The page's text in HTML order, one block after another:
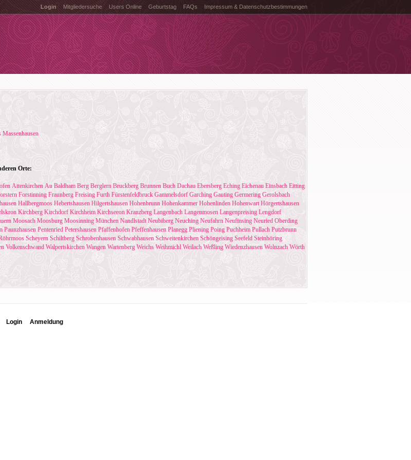
Login Mitgliedersuche Users Online Geburtstag FAQs Impressum & Datenschutzbestimmungen
Massenhausen
Orte:
Attenkirchen Au Baldham Berg Berglern Bruckberg Brunnen Buch Dachau Ebersberg Eching Eichenau Einsbach Eitting
Forstinning Fraunberg Freising Furth Fürstenfeldbruck Gammelsdorf Garching Gauting Germering Gerolsbach
Hallbergmoos Hebertshausen Hilgertshausen Hohenbrunn Hohenkammer Hohenlinden Hohenwart Hörgertshausen
Kirchberg Kirchdorf Kirchheim Kirchseeon Kranzberg Langenbach Langenmosen Langenpreising Lengdorf
Moosach Moosburg Moosinning München Nandlstadt Neubiberg Neuching Neufahrn Neufinsing Neuried Oberding
Paunzhausen Pentenried Petershausen Pfaffenhofen Pfeffenhausen Planegg Pliening Poing Puchheim Pullach Putzbrunn
Scheyern Schiltberg Schrobenhausen Schwabhausen Schweitenkirchen Schöngeising Seefeld Steinhöring
Volkenschwand Walpertskirchen Wangen Wartenberg Weichs Weihmichl Weilach Weßling Wiedenzhausen Wolnzach Wörth
Login Anmeldung